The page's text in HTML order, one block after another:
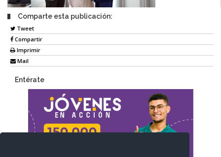
Comparte esta publicación:
Tweet
Compartir
Imprimir
Mail
Entérate